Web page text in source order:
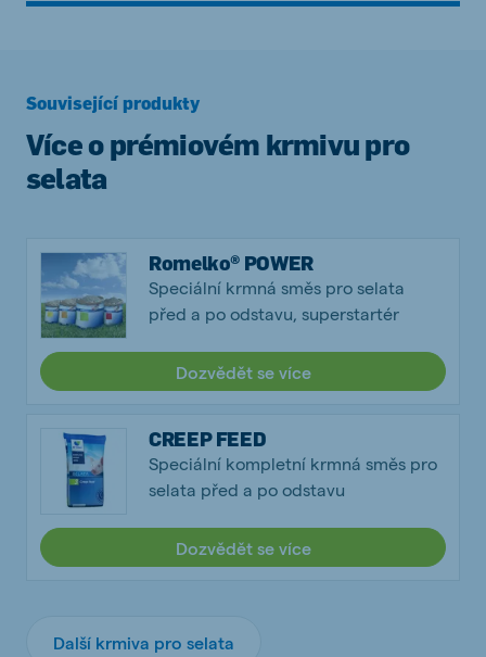
Související produkty
Více o prémiovém krmivu pro
selata
Romelko® POWER
Speciální krmná směs pro selata
před a po odstavu, superstartér
Dozvědět se více
CREEP FEED
Speciální kompletní krmná směs pro
selata před a po odstavu
Dozvědět se více
Další krmiva pro selata